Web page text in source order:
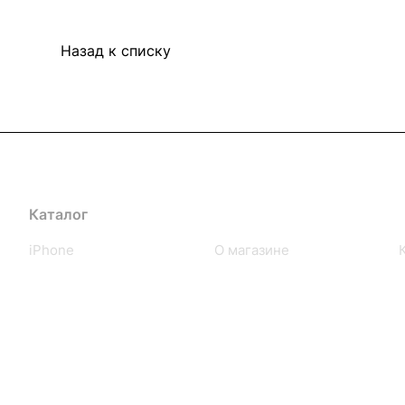
Назад к списку
Каталог
iPhone
О магазине